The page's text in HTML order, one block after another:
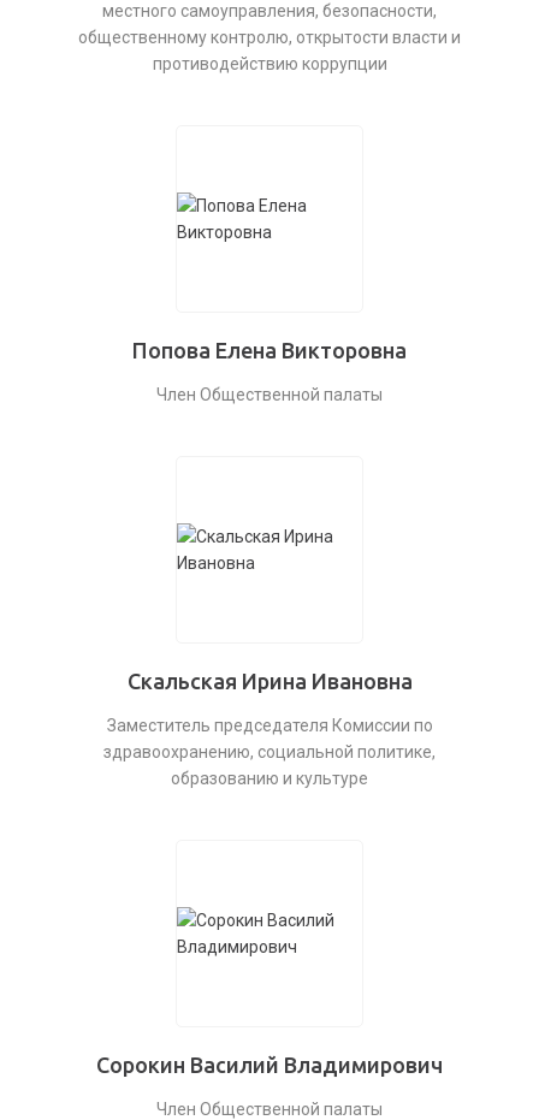
местного самоуправления, безопасности,
общественному контролю, открытости власти и
противодействию коррупции
Попова Елена Викторовна
Член Общественной палаты
Скальская Ирина Ивановна
Заместитель председателя Комиссии по
здравоохранению, социальной политике,
образованию и культуре
Сорокин Василий Владимирович
Член Общественной палаты